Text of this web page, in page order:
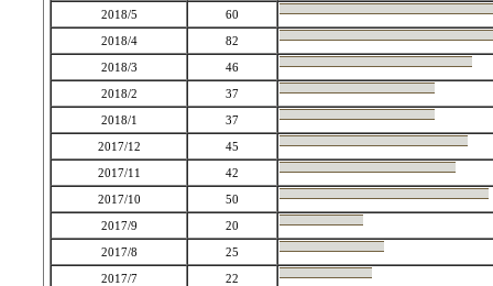
2018/5
60
2018/4
82
2018/3
46
2018/2
37
2018/1
37
2017/12
45
2017/11
42
2017/10
50
2017/9
20
2017/8
25
2017/7
22